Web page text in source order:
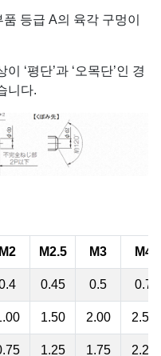
등급 A의 육각 구멍이
‘평단’과 ‘오목단’인 경
니다.
M2 M2.5 M3 M4
0.45 0.5 0.7
1.50 2.00 2.50
1.25 1.75 2.25